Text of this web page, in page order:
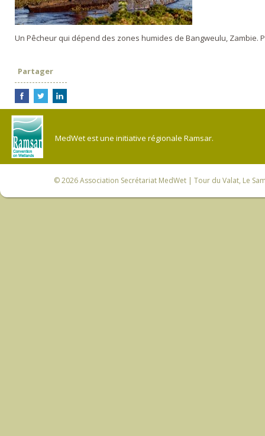
Un Pêcheur qui dépend des zones humides de Bangweulu, Zambie.
Partager
MedWet est une initiative régionale Ramsar.
© 2026Association Secrétariat MedWet | Tour du Valat, Le